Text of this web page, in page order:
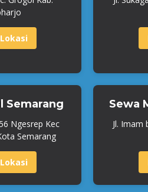
Semarang
Ngesrep Kec
Semarang
Sewa
Jl. Imam